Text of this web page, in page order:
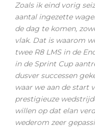
Zoals ik eind vorig
aantal ingezette
de dag te komen,
vlak. Dat is waarom
twee R8 LMS in de
in de Sprint Cup
dusver successen
waar we aan de start
prestigieuze
willen op dat elan
wederom zeer